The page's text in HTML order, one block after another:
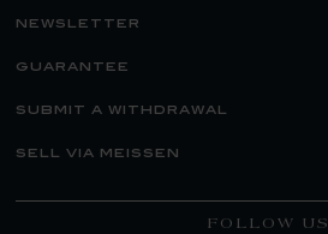
newsletter
guarantee
submit a withdrawal
sell via meissen
FOLLOW US